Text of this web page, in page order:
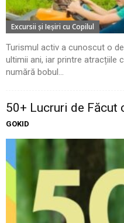
Excursii şi Ieşiri cu Copilul
Turismul activ a cunoscut o
ultimii ani, iar printre atracțiile
numără bobul...
50+ Lucruri de Făcut
GOKID